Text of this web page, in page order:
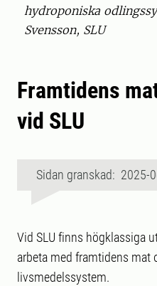
hydroponiska
Svensson, SLU
Framtidens
vid SLU
Sidan granskad: 2025-
Vid SLU finns högklassiga
arbeta med framtidens mat
livsmedelssystem.